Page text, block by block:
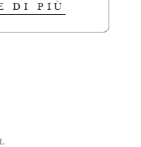
DI PIÙ